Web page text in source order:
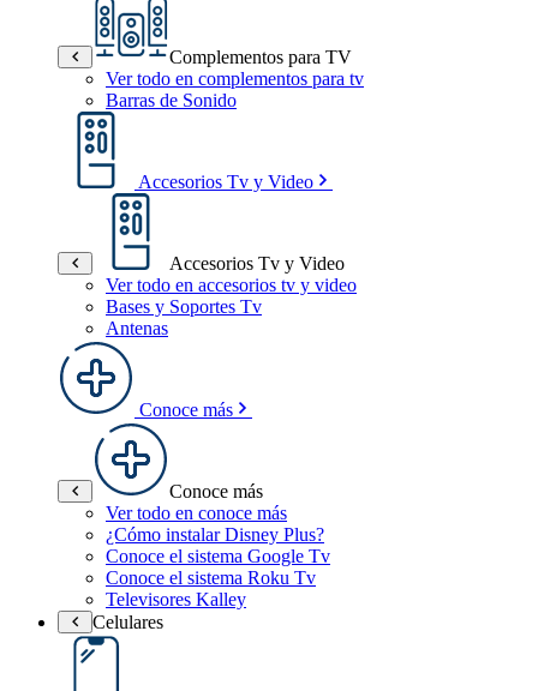
Complementos para TV
Ver todo en complementos para tv
Barras de Sonido
Accesorios Tv y Video
Accesorios Tv y Video
Ver todo en accesorios tv y video
Bases y Soportes Tv
Antenas
Conoce más
Conoce más
Ver todo en conoce más
¿Cómo instalar Disney Plus?
Conoce el sistema Google Tv
Conoce el sistema Roku Tv
Televisores Kalley
Celulares